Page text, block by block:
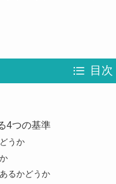
目次
4つの基準
うか
るかどうか